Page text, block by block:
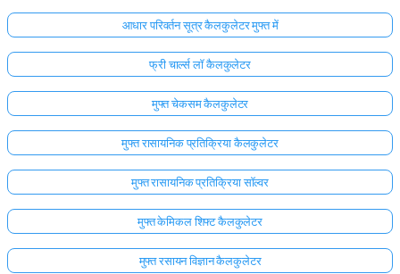
आधार परिवर्तन सूत्र कैलकुलेटर मुफ्त में
फ्री चार्ल्स लॉ कैलकुलेटर
मुफ्त चेकसम कैलकुलेटर
मुफ्त रासायनिक प्रतिक्रिया कैलकुलेटर
मुफ्त रासायनिक प्रतिक्रिया सॉल्वर
मुफ्त केमिकल शिफ्ट कैलकुलेटर
मुफ्त रसायन विज्ञान कैलकुलेटर